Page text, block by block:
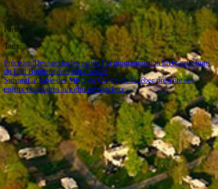
Partager:
Taux:
PrécédentDes spectacles variés à la programmation hiver-printemps
du P’tit Bonheur de Saint-Camille
SuivantLa Table des MRC du Centre-du-Québec présente ses
enjeux prioritaires aux élus provinciaux